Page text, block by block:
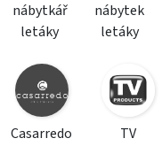
nábytkář
letáky
nábytek
letáky
Casarredo
TV